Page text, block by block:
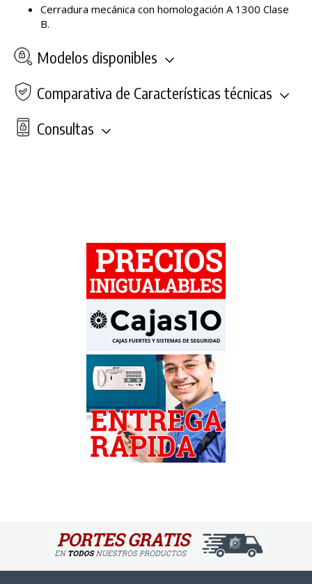
Cerradura mecánica con homologación A 1300 Clase
B.
Modelos disponibles
Comparativa de Características técnicas
Consultas